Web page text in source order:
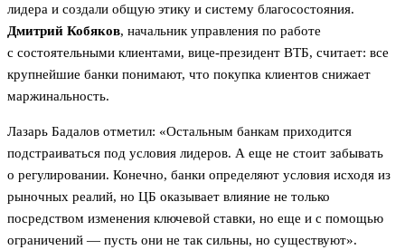
лидера и создали общую этику и систему благосостояния.
Дмитрий Кобяков, начальник управления по работе
с состоятельными клиентами, вице-президент ВТБ, считает: все
крупнейшие банки понимают, что покупка клиентов снижает
маржинальность.
Лазарь Бадалов отметил: «Остальным банкам приходится
подстраиваться под условия лидеров. А еще не стоит забывать
о регулировании. Конечно, банки определяют условия исходя из
рыночных реалий, но ЦБ оказывает влияние не только
посредством изменения ключевой ставки, но еще и с помощью
ограничений — пусть они не так сильны, но существуют».